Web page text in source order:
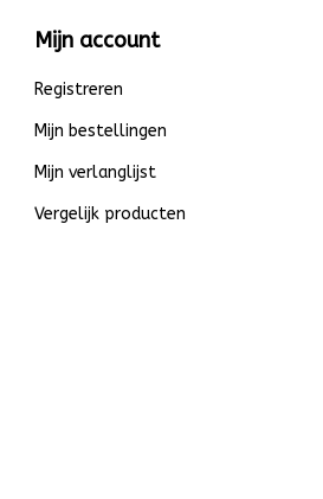
Mijn account
Registreren
Mijn bestellingen
Mijn verlanglijst
Vergelijk producten